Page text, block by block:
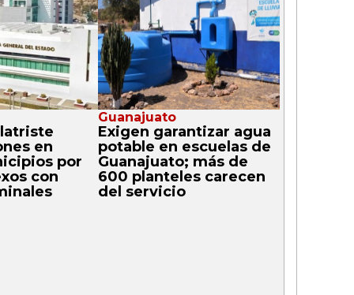
en
por
con
Guanajuato
Exigen garantizar agua
potable en escuelas de
Guanajuato; más de
600 planteles carecen
del servicio